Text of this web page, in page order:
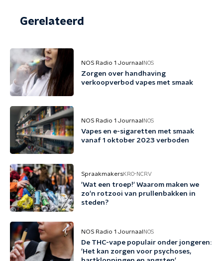
Gerelateerd
NOS Radio 1 Journaal NOS
Zorgen over handhaving
verkoopverbod vapes met smaak
NOS Radio 1 Journaal NOS
Vapes en e-sigaretten met smaak
vanaf 1 oktober 2023 verboden
SpraakmakersKRO-NCRV
'Wat een troep!' Waarom maken we
zo'n rotzooi van prullenbakken in
steden?
NOS Radio 1 Journaal NOS
De THC-vape populair onder jongeren:
'Het kan zorgen voor psychoses,